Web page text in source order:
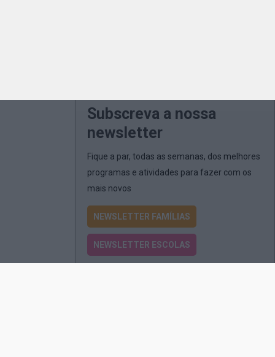
Subscreva a nossa
newsletter
Fique a par, todas as semanas, dos melhores
programas e atividades para fazer com os
mais novos
NEWSLETTER FAMÍLIAS
NEWSLETTER ESCOLAS